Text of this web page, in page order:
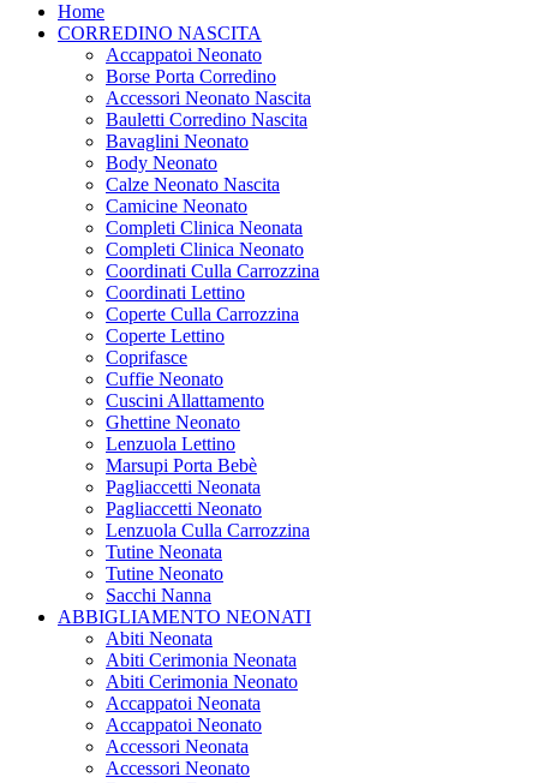
Home
CORREDINO NASCITA
Accappatoi Neonato
Borse Porta Corredino
Accessori Neonato Nascita
Bauletti Corredino Nascita
Bavaglini Neonato
Body Neonato
Calze Neonato Nascita
Camicine Neonato
Completi Clinica Neonata
Completi Clinica Neonato
Coordinati Culla Carrozzina
Coordinati Lettino
Coperte Culla Carrozzina
Coperte Lettino
Coprifasce
Cuffie Neonato
Cuscini Allattamento
Ghettine Neonato
Lenzuola Lettino
Marsupi Porta Bebè
Pagliaccetti Neonata
Pagliaccetti Neonato
Lenzuola Culla Carrozzina
Tutine Neonata
Tutine Neonato
Sacchi Nanna
ABBIGLIAMENTO NEONATI
Abiti Neonata
Abiti Cerimonia Neonata
Abiti Cerimonia Neonato
Accappatoi Neonata
Accappatoi Neonato
Accessori Neonata
Accessori Neonato